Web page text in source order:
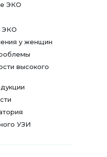
ЭКО
ЭКО
у женщин
высокого
УЗИ